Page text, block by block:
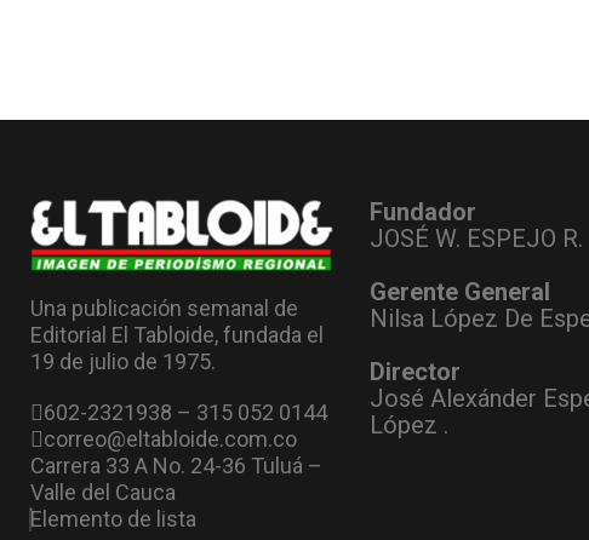
Una publicación semanal de
Editorial El Tabloide, fundada el
19 de julio de 1975.
602-2321938 – 315 052 0144
correo@eltabloide.com.co
Carrera 33 A No. 24-36 Tuluá –
Valle del Cauca
Elemento de lista
Fundador
JOSÉ W. ESPEJO R.
Gerente General
Nilsa López De
Director
José Alexánder
López .